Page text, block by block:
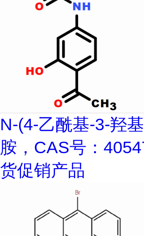
N-(4-乙酰基-3-羟
胺，CAS号：
货促销产品